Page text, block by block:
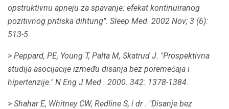
opstruktivnu apneju za spavanje: efekat kontinuiranog
pozitivnog pritiska dihtung". Sleep Med. 2002 Nov; 3 (6):
513-5.
> Peppard, PE, Young T, Palta M, Skatrud J. "Prospektivna
studija asocijacije između disanja bez poremećaja i
hipertenzije."N Eng J Med . 2000. 342: 1378-1384.
> Shahar E, Whitney CW, Redline S, i dr. "Disanje bez